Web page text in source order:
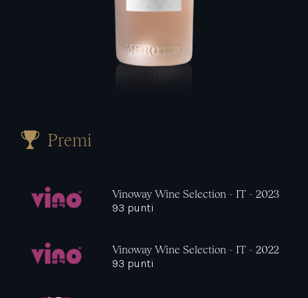
Premi
Vinoway Wine Selection - IT - 2023
93 punti
Vinoway Wine Selection - IT - 2022
93 punti